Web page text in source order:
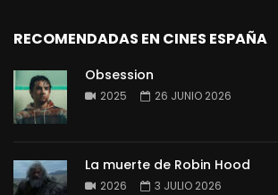
RECOMENDADAS EN CINES ESPAÑA
Obsession
2025 26 JUNIO 2026
La muerte de Robin Hood
2026 3 JULIO 2026